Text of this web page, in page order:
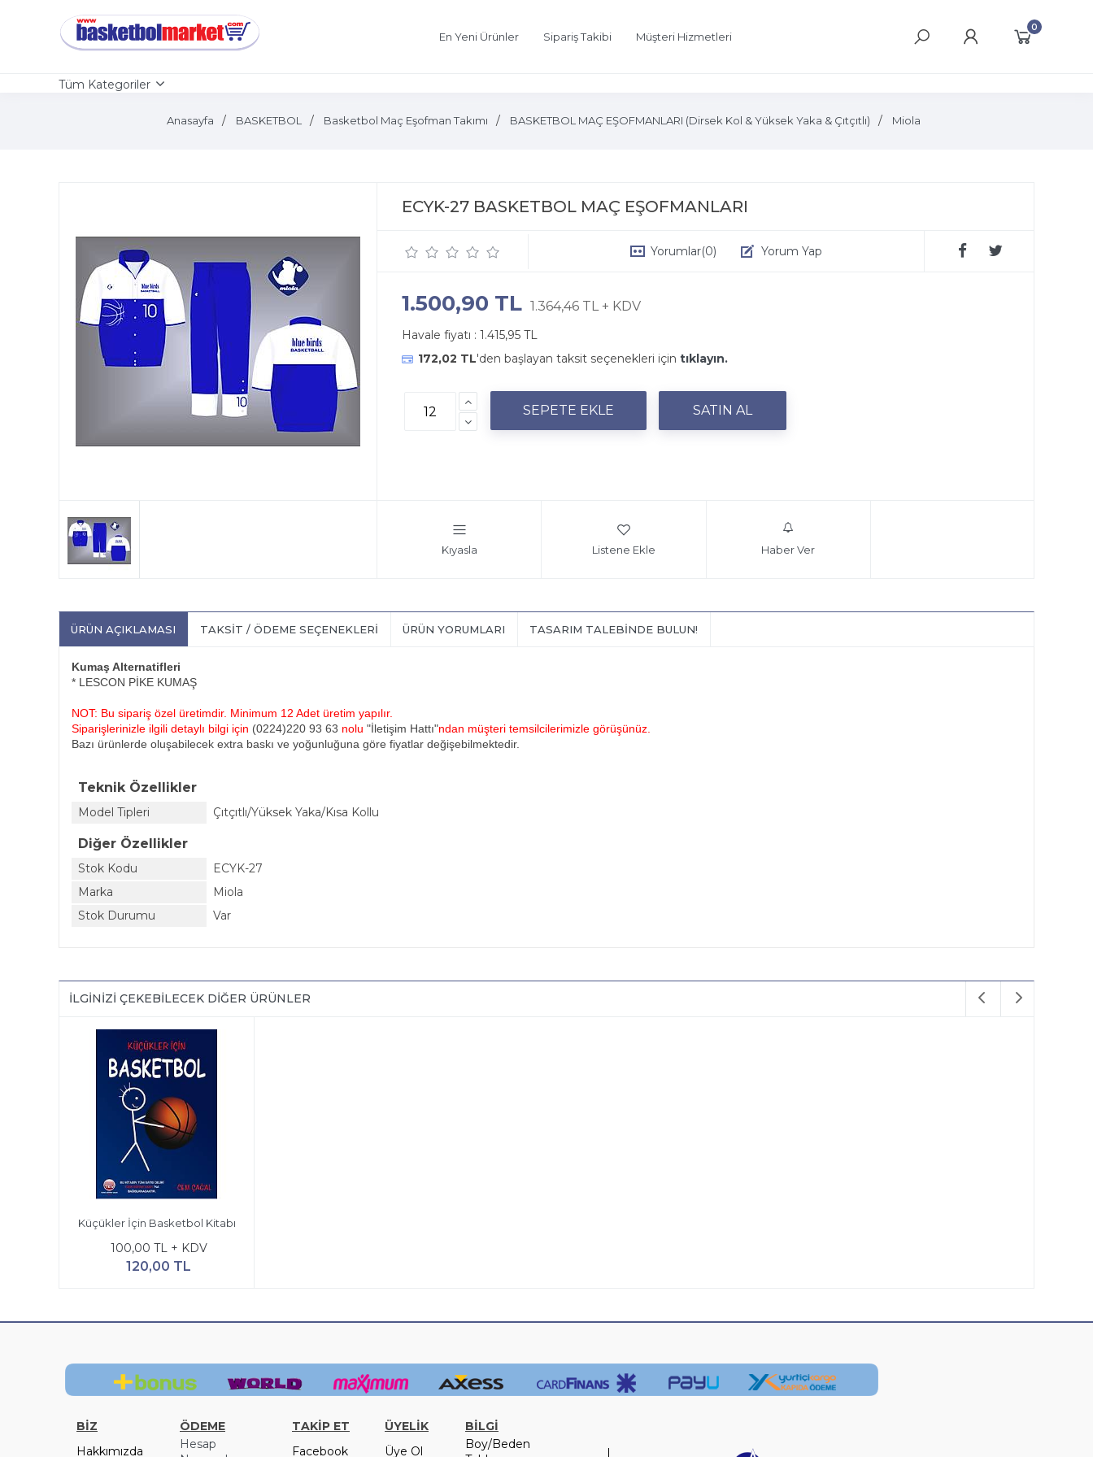
En Yeni Ürünler Sipariş Takibi Müşteri Hizmetleri
0
Tüm Kategoriler
Anasayfa BASKETBOL Basketbol Maç Eşofman Takımı BASKETBOL MAÇ EŞOFMANLARI (Dirsek Kol & Yüksek Yaka & Çıtçıtlı) Miola
ECYK-27 BASKETBOL MAÇ EŞOFMANLARI
Yorumlar(0) Yorum Yap
1.500,90 TL 1.364,46 TL + KDV
Havale fiyatı : 1.415,95 TL
172,02 TL'den başlayan taksit seçenekleri için tıklayın.
Kıyasla Listene Ekle Haber Ver
ÜRÜN AÇIKLAMASI TAKSIT / ÖDEME SEÇENEKLERI ÜRÜN YORUMLARI TASARIM TALEBINDE BULUN!
Kumaş Alternatifleri
* LESCON PİKE KUMAŞ
NOT: Bu sipariş özel üretimdir. Minimum 12 Adet üretim yapılır.
Siparişlerinizle ilgili detaylı bilgi için (0224)220 93 63 nolu "İletişim Hattı"ndan müşteri temsilcilerimizle görüşünüz.
Bazı ürünlerde oluşabilecek extra baskı ve yoğunluğuna göre fiyatlar değişebilmektedir.
Teknik Özellikler
Model Tipleri Çıtçıtlı/Yüksek Yaka/Kısa Kollu
Diğer Özellikler
Stok Kodu
ECYK-27
Marka
Miola
Stok Durumu
Var
İLGINIZI ÇEKEBILECEK DIĞER ÜRÜNLER
Küçükler İçin Basketbol Kitabı
100,00 TL + KDV
120,00 TL
BİZ ÖDEME TAKİP ET ÜYELİK
BİLGİ
Hakkımızda
Hesap
Facebook Üye Ol
Boy/Beden